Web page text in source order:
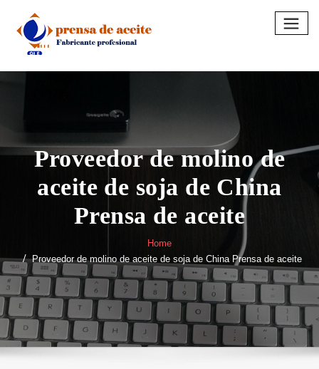
content
Proveedor de molino de
aceite de soja de China
Prensa de aceite
Home
Proveedor de molino de aceite de soja de China Prensa de aceite